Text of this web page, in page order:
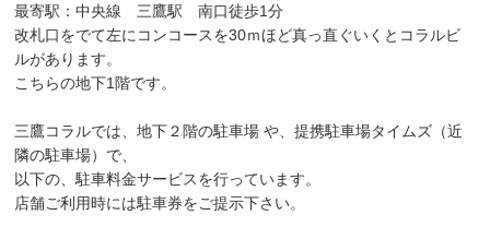
最寄駅：中央線 三鷹駅 南口徒歩1分
改札口をでて左にコンコースを30ｍほど真っ直ぐいくとコラルビ
ルがあります。
こちらの地下1階です。
三鷹コラルでは、地下２階の駐車場 や、提携駐車場タイムズ（近
隣の駐車場）で、
以下の、駐車料金サービスを行っています。
店舗ご利用時には駐車券をご提示下さい。